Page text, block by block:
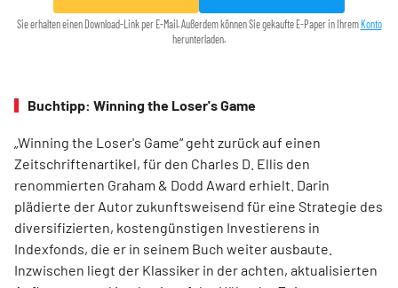
Sie erhalten einen Download-Link per E-Mail. Außerdem können Sie gekaufte E-Paper in Ihrem Konto
herunterladen.
Buchtipp: Winning the Loser's Game
„Winning the Loser's Game“ geht zurück auf einen
Zeitschriftenartikel, für den Charles D. Ellis den
renommierten Graham & Dodd Award erhielt. Darin
plädierte der Autor zukunftsweisend für eine Strategie des
diversifizierten, kostengünstigen Investierens in
Indexfonds, die er in seinem Buch weiter ausbaute.
Inzwischen liegt der Klassiker in der achten, aktualisierten